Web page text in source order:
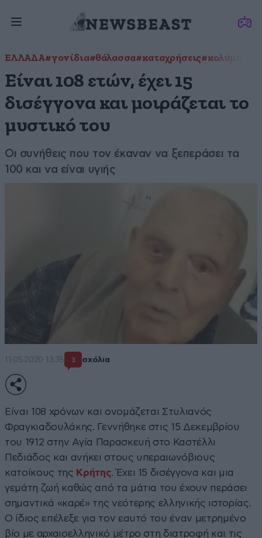
ΕΛΛΑΔΑ#γονίδια#θάλασσα#καταχρήσεις#κολύμπι
Είναι 108 ετών, έχει 15
δισέγγονα και μοιράζεται το
μυστικό του
Οι συνήθεις που τον έκαναν να ξεπεράσει τα
100 και να είναι υγιής
11·05·2020 13:35 3 σχόλια
Είναι 108 χρόνων και ονομάζεται Στυλιανός
Φραγκιαδουλάκης. Γεννήθηκε στις 15 Δεκεμβρίου
του 1912 στην Αγία Παρασκευή στο Καστέλλι
Πεδιάδος και ανήκει στους υπεραιωνόβιους
κατοίκους της Κρήτης. Έχει 15 δισέγγονα και μια
γεμάτη ζωή καθώς από τα μάτια του έχουν περάσει
σημαντικά «καρέ» της νεότερης ελληνικής ιστορίας.
Ο ίδιος επέλεξε για τον εαυτό του έναν μετρημένο
βίο με αρχαιοελληνικό μέτρο στη διατροφή και τις